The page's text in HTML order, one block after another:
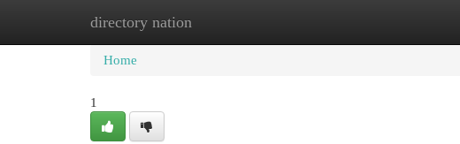
directory nation
Home New Site Listings
Home
1